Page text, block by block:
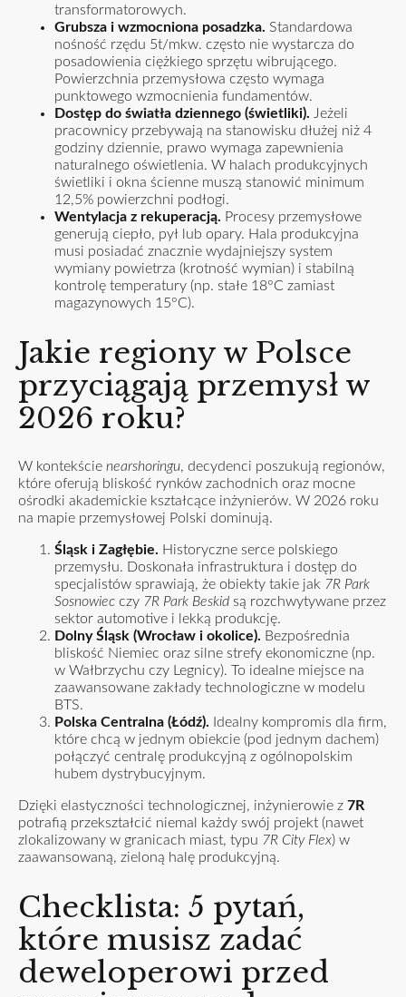
transformatorowych.
Grubsza i wzmocniona posadzka. Standardowa
nośność rzędu 5t/mkw. często nie wystarcza do
posadowienia ciężkiego sprzętu wibrującego.
Powierzchnia przemysłowa często wymaga
punktowego wzmocnienia fundamentów.
Dostęp do światła dziennego (świetliki). Jeżeli
pracownicy przebywają na stanowisku dłużej niż 4
godziny dziennie, prawo wymaga zapewnienia
naturalnego oświetlenia. W halach produkcyjnych
świetliki i okna ścienne muszą stanowić minimum
12,5% powierzchni podłogi.
Wentylacja z rekuperacją. Procesy przemysłowe
generują ciepło, pył lub opary. Hala produkcyjna
musi posiadać znacznie wydajniejszy system
wymiany powietrza (krotność wymian) i stabilną
kontrolę temperatury (np. stałe 18°C zamiast
magazynowych 15°C).
Jakie regiony w Polsce
przyciągają przemysł w
2026 roku?
W kontekście nearshoringu, decydenci poszukują regionów,
które oferują bliskość rynków zachodnich oraz mocne
ośrodki akademickie kształcące inżynierów. W 2026 roku
na mapie przemysłowej Polski dominują.
Śląsk i Zagłębie. Historyczne serce polskiego
przemysłu. Doskonała infrastruktura i dostęp do
specjalistów sprawiają, że obiekty takie jak 7R Park
Sosnowiec czy 7R Park Beskid są rozchwytywane przez
sektor automotive i lekką produkcję.
Dolny Śląsk (Wrocław i okolice). Bezpośrednia
bliskość Niemiec oraz silne strefy ekonomiczne (np.
w Wałbrzychu czy Legnicy). To idealne miejsce na
zaawansowane zakłady technologiczne w modelu
BTS.
Polska Centralna (Łódź). Idealny kompromis dla firm,
które chcą w jednym obiekcie (pod jednym dachem)
połączyć centralę produkcyjną z ogólnopolskim
hubem dystrybucyjnym.
Dzięki elastyczności technologicznej, inżynierowie z 7R
potrafią przekształcić niemal każdy swój projekt (nawet
zlokalizowany w granicach miast, typu 7R City Flex) w
zaawansowaną, zieloną halę produkcyjną.
Checklista: 5 pytań,
które musisz zadać
deweloperowi przed